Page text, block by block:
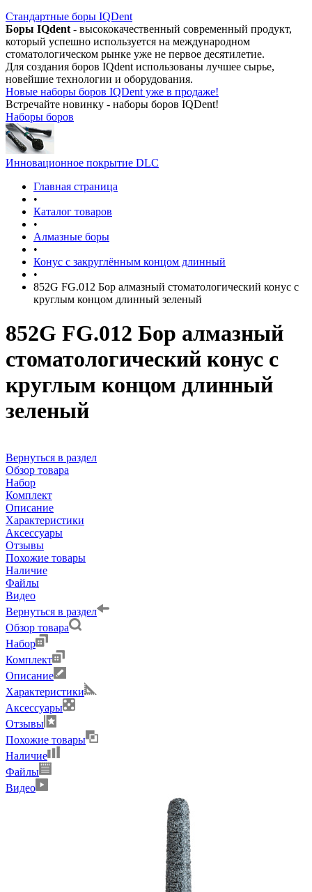
Стандартные боры IQDent
Боры IQdent - высококачественный современный продукт,
который успешно используется на международном
стоматологическом рынке уже не первое десятилетие.
Для создания боров IQdent использованы лучшее сырье,
новейшие технологии и оборудования.
Новые наборы боров IQDent уже в продаже!
Встречайте новинку - наборы боров IQDent!
Наборы боров
Инновационное покрытие DLC
Главная страница
•
Каталог товаров
•
Алмазные боры
•
Конус с закруглённым концом длинный
•
852G FG.012 Бор алмазный стоматологический конус с
круглым концом длинный зеленый
852G FG.012 Бор алмазный
стоматологический конус с
круглым концом длинный
зеленый
Вернуться в раздел
Обзор товара
Набор
Комплект
Описание
Характеристики
Аксессуары
Отзывы
Похожие товары
Наличие
Файлы
Видео
Вернуться в раздел
Обзор товара
Набор
Комплект
Описание
Характеристики
Аксессуары
Отзывы
Похожие товары
Наличие
Файлы
Видео